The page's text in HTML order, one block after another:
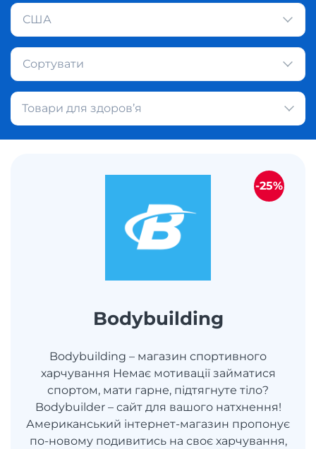
США
Сортувати
Товари для здоров’я
Bodybuilding
Bodybuilding – магазин спортивного
харчування Немає мотивації займатися
спортом, мати гарне, підтягнуте тіло?
Bodybuilder – сайт для вашого натхнення!
Американський інтернет-магазин пропонує
по-новому подивитись на своє харчування,
-25%